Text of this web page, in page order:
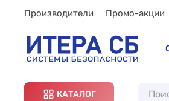
Производители Промо-акции
КАТАЛОГ